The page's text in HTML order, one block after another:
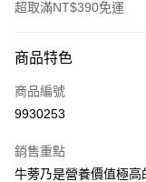
超取滿NT$390免運
POYA支付
信用卡一次付款
LINE Pay
商品特色
商品編號
9930253
銷售重點
牛蒡乃是營養價值極高